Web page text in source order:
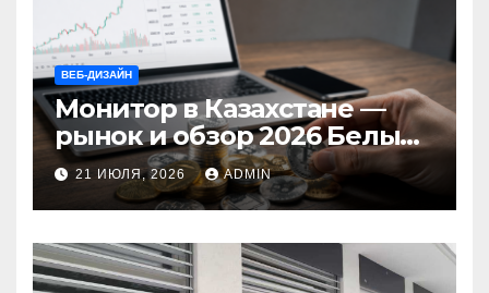
ВЕБ-ДИЗАЙН
Монитор в Казахстане —
рынок и обзор 2026 Белый
Ветер Shop.kz
21 ИЮЛЯ, 2026 ADMIN